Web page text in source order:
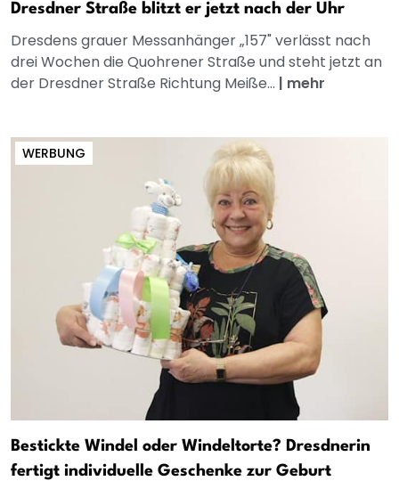
Dresdner Straße blitzt er jetzt nach der Uhr
Dresdens grauer Messanhänger „157" verlässt nach
drei Wochen die Quohrener Straße und steht jetzt an
der Dresdner Straße Richtung Meiße... | mehr
WERBUNG
Bestickte Windel oder Windeltorte? Dresdnerin
fertigt individuelle Geschenke zur Geburt